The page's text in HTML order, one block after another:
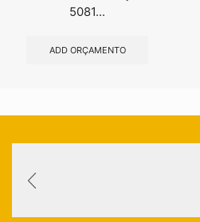
5081...
ADD ORÇAMENTO